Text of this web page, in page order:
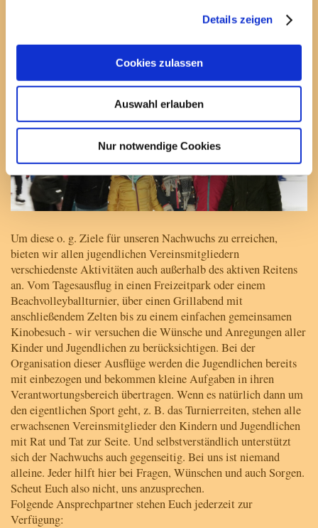
Details zeigen
Cookies zulassen
Auswahl erlauben
Nur notwendige Cookies
Um diese o. g. Ziele für unseren Nachwuchs zu erreichen,
bieten wir allen jugendlichen Vereinsmitgliedern
verschiedenste Aktivitäten auch außerhalb des aktiven Reitens
an. Vom Tagesausflug in einen Freizeitpark oder einem
Beachvolleyballturnier, über einen Grillabend mit
anschließendem Zelten bis zu einem einfachen gemeinsamen
Kinobesuch - wir versuchen die Wünsche und Anregungen aller
Kinder und Jugendlichen zu berücksichtigen. Bei der
Organisation dieser Ausflüge werden die Jugendlichen bereits
mit einbezogen und bekommen kleine Aufgaben in ihren
Verantwortungsbereich übertragen. Wenn es natürlich dann um
den eigentlichen Sport geht, z. B. das Turnierreiten, stehen alle
erwachsenen Vereinsmitglieder den Kindern und Jugendlichen
mit Rat und Tat zur Seite. Und selbstverständlich unterstützt
sich der Nachwuchs auch gegenseitig. Bei uns ist niemand
alleine. Jeder hilft hier bei Fragen, Wünschen und auch Sorgen.
Scheut Euch also nicht, uns anzusprechen.
Folgende Ansprechpartner stehen Euch jederzeit zur
Verfügung: